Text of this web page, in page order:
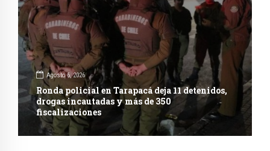
Agosto 6, 2026
Ronda policial en Tarapacá deja 11 detenidos,
drogas incautadas y más de 350
fiscalizaciones